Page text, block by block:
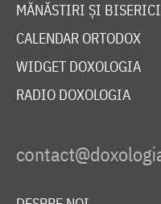
MĂNĂSTIRI ȘI BISERICI
CALENDAR ORTODOX
WIDGET DOXOLOGIA
RADIO DOXOLOGIA